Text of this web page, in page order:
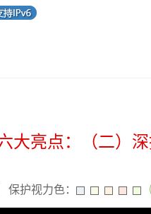
大亮点：（二）
保护视力色：